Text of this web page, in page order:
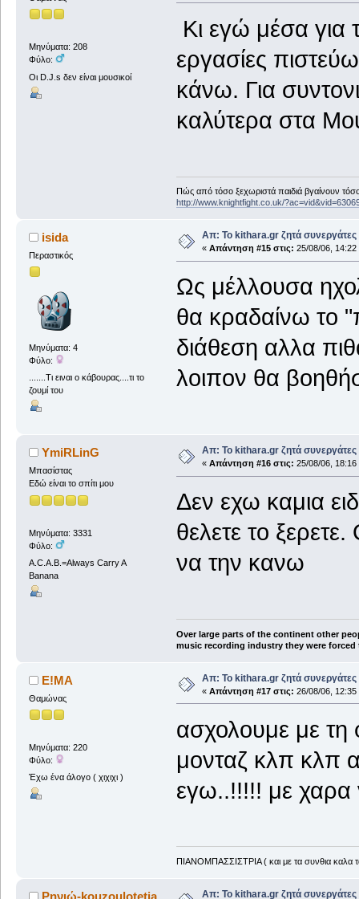
Μηνύματα: 208
Φύλο:
Οι D.J.s δεν είναι μουσικοί
Κι εγώ μέσα για
εργασίες
κάνω. Για
καλύτερα στα
Πώς από τόσο ξεχωριστά παιδιά βγαίνουν
http://www.knightfight.co.uk/
isida
Περαστικός
Μηνύματα: 4
Φύλο:
.......Τι ειναι ο κάβουρας....τι το
ζουμί του
Απ: Το kithara.gr ζητά συνεργάτες
« Απάντηση #15 στις: 25/08/06, 14:22
Ως μέλλουσα
θα κραδαίνω το
διάθεση αλλα
λοιπον θα
YmiRLinG
Μπασίστας
Εδώ είναι το σπίτι μου
Μηνύματα: 3331
Φύλο:
A.C.A.B.=Always Carry A
Banana
Απ: Το kithara.gr ζητά συνεργάτες
« Απάντηση #16 στις: 25/08/06, 18:16
Δεν εχω καμια
θελετε το
να την κανω
Over large parts of the continent other
music recording industry they were
Ε!ΜΑ
Θαμώνας
Μηνύματα: 220
Φύλο:
Έχω ένα άλογο ( χιχιχι )
Απ: Το kithara.gr ζητά συνεργάτες
« Απάντηση #17 στις: 26/08/06, 12:35
ασχολουμε με τη
μονταζ κλπ κλπ
εγω..!!!!! με
ΠΙΑΝΟΜΠΑΣΣΙΣΤΡΙΑ ( και με τα συνθια καλα
Ρηνιώ-kouzoulotetia Απ: Το kithara.gr ζητά συνεργάτες